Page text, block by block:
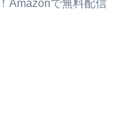
Amazonで無料配信